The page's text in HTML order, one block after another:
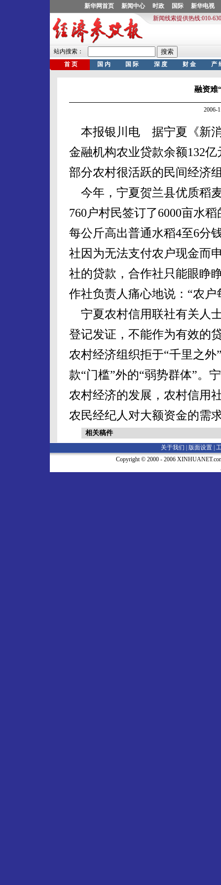
融资难
2006-
本报银川电 据宁夏《新消
金融机构农业贷款余额132
部分农村很活跃的民间经济
今年，宁夏贺兰县优质稻
760户村民签订了6000亩水
每公斤高出普通水稻4至6分
社因为无法支付农户现金而
社的贷款，合作社只能眼睁
作社负责人痛心地说：“农
宁夏农村信用联社有关人
登记发证，不能作为有效的
农村经济组织拒于“千里之
款“门槛”外的“弱势群体”。
农村经济的发展，农村信用
农民经纪人对大额资金的需
相关稿件
关于我们 | 版面设置
Copyright © 2000 - 2006